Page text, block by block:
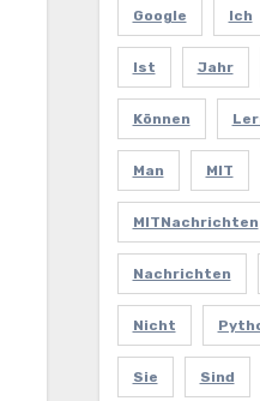
Google Ich
Ist Jahr
Können
Man MIT
MITNachrichten
Nachrichten
Nicht
Sie Sind